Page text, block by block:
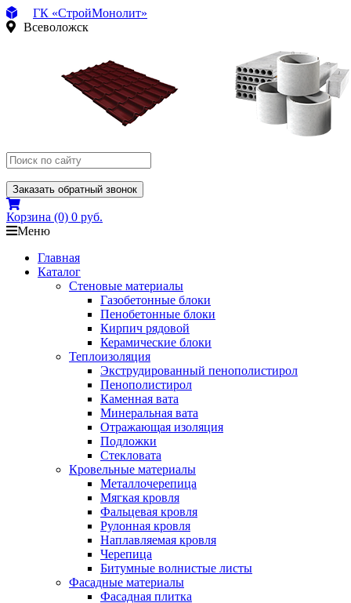
ГК «СтройМонолит»
Всеволожск
Заказать обратный звонок
Корзина (0) 0 руб.
Меню
Главная
Каталог
Стеновые материалы
Газобетонные блоки
Пенобетонные блоки
Кирпич рядовой
Керамические блоки
Теплоизоляция
Экструдированный пенополистирол
Пенополистирол
Каменная вата
Минеральная вата
Отражающая изоляция
Подложки
Стекловата
Кровельные материалы
Металлочерепица
Мягкая кровля
Фальцевая кровля
Рулонная кровля
Наплавляемая кровля
Черепица
Битумные волнистые листы
Фасадные материалы
Фасадная плитка